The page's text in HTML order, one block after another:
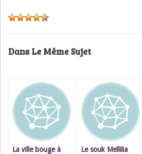
Dans Le Même Sujet
La ville bouge à
Le souk Mellilia